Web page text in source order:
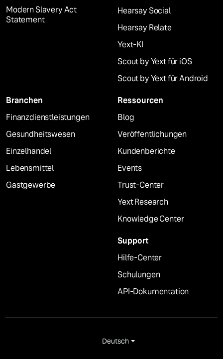
Modern Slavery Act
Statement
Hearsay Social
Hearsay Relate
Yext-KI
Scout by Yext für iOS
Scout by Yext für Android
Branchen
Finanzdienstleistungen
Gesundheitswesen
Einzelhandel
Lebensmittel
Gastgewerbe
Ressourcen
Blog
Veröffentlichungen
Kundenberichte
Events
Trust-Center
Yext Research
Knowledge Center
Support
Hilfe-Center
Schulungen
API-Dokumentation
Deutsch